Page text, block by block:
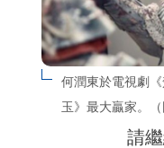
何潤東於電視劇
玉》最大贏家。（
請